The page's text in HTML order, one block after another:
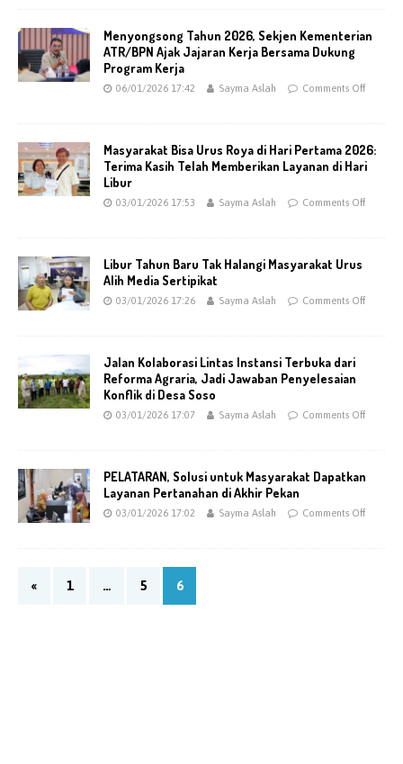
Menyongsong Tahun 2026, Sekjen Kementerian
ATR/BPN Ajak Jajaran Kerja Bersama Dukung
Program Kerja
06/01/2026 17:42 Sayma Aslah Comments Off
Masyarakat Bisa Urus Roya di Hari Pertama 2026:
Terima Kasih Telah Memberikan Layanan di Hari
Libur
03/01/2026 17:53 Sayma Aslah Comments Off
Libur Tahun Baru Tak Halangi Masyarakat Urus
Alih Media Sertipikat
03/01/2026 17:26 Sayma Aslah Comments Off
Jalan Kolaborasi Lintas Instansi Terbuka dari
Reforma Agraria, Jadi Jawaban Penyelesaian
Konflik di Desa Soso
03/01/2026 17:07 Sayma Aslah Comments Off
PELATARAN, Solusi untuk Masyarakat Dapatkan
Layanan Pertanahan di Akhir Pekan
03/01/2026 17:02 Sayma Aslah Comments Off
« 1 … 5 6